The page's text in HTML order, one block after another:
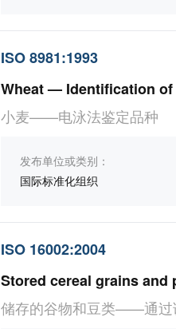
ISO 8981:1993
Wheat — Identification
小麦——电泳法鉴定品种
发布单位或类别：
国际标准化组织
ISO 16002:2004
储存的谷物和豆类——通过